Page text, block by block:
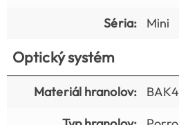
Séria:
Mini
Optický systém
Materiál hranolov:
BAK4